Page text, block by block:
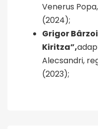
Venerus
(2024);
Grigor
Kiritza”,
Alecsandri,
(2023);